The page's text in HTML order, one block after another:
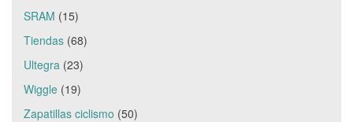
SRAM (15)
Tiendas (68)
Ultegra (23)
Wiggle (19)
Zapatillas ciclismo (50)